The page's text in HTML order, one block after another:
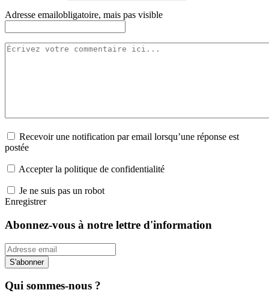
Adresse emailobligatoire, mais pas visible
Recevoir une notification par email lorsqu’une réponse est
postée
Accepter la politique de confidentialité
Je ne suis pas un robot
Enregistrer
Abonnez-vous à notre lettre d'information
S'abonner
Qui sommes-nous ?